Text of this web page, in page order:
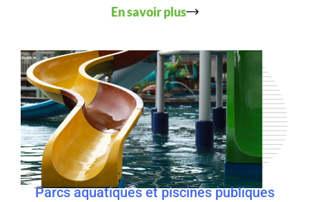
En savoir plus
Parcs aquatiques et piscines publiques